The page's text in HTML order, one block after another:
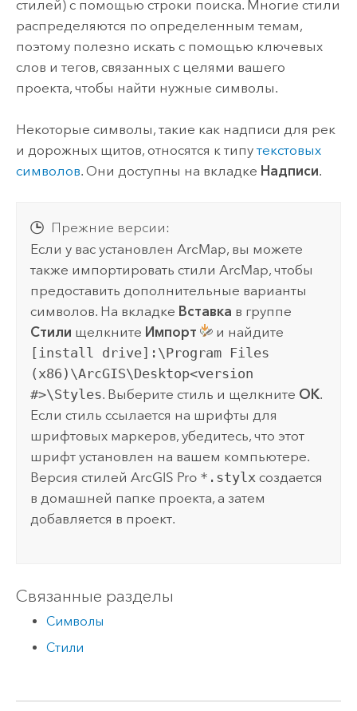
стилей) с помощью строки поиска. Многие стили
распределяются по определенным темам,
поэтому полезно искать с помощью ключевых
слов и тегов, связанных с целями вашего
проекта, чтобы найти нужные символы.
Некоторые символы, такие как надписи для рек
и дорожных щитов, относятся к типу текстовых
символов. Они доступны на вкладке Надписи.
Прежние версии:
Если у вас установленArcMap, вы можете
также импортировать стилиArcMap, чтобы
предоставить дополнительные варианты
символов. На вкладке Вставка в группе
Стили щелкните Импорт
и найдите
[install drive]:\Program Files
(x86)\ArcGIS\Desktop<version
#>\Styles. Выберите стиль и щелкните ОК.
Если стиль ссылается на шрифты для
шрифтовых маркеров, убедитесь, что этот
шрифт установлен на вашем компьютере.
Версия стилейArcGIS Pro *.stylx создается
в домашней папке проекта, а затем
добавляется в проект.
Связанные разделы
Символы
Стили